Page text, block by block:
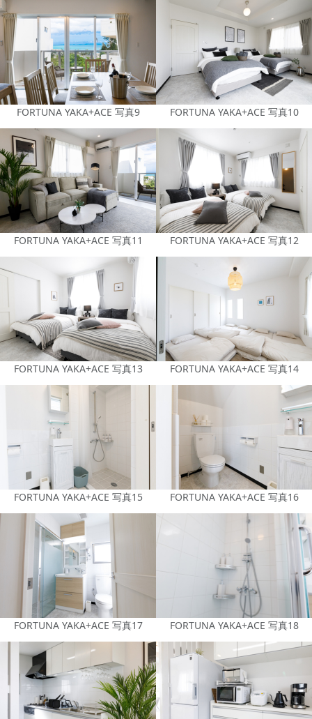
FORTUNA YAKA+ACE 写真9 FORTUNA YAKA+ACE 写真10
FORTUNA YAKA+ACE 写真11 FORTUNA YAKA+ACE 写真12
FORTUNA YAKA+ACE 写真13 FORTUNA YAKA+ACE 写真14
FORTUNA YAKA+ACE 写真15 FORTUNA YAKA+ACE 写真16
FORTUNA YAKA+ACE 写真17 FORTUNA YAKA+ACE 写真18